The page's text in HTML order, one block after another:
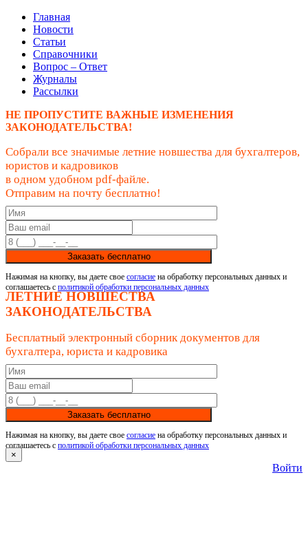
Главная
Новости
Статьи
Справочники
Вопрос – Ответ
Журналы
Рассылки
НЕ ПРОПУСТИТЕ ВАЖНЫЕ ИЗМЕНЕНИЯ
ЗАКОНОДАТЕЛЬСТВА!
Собрали все значимые летние новшества для бухгалтеров,
юристов и кадровиков
в одном удобном pdf-файле.
Отправим на почту бесплатно!
Заказать бесплатно
Нажимая на кнопку, вы даете свое согласие на обработку персональных данных и
соглашаетесь с политикой обработки персональных данных
ЛЕТНИЕ НОВШЕСТВА
ЗАКОНОДАТЕЛЬСТВА
Бесплатный электронный сборник документов для
бухгалтера, юриста и кадровика
Заказать бесплатно
Нажимая на кнопку, вы даете свое согласие на обработку персональных данных и
соглашаетесь с политикой обработки персональных данных
×
Войти